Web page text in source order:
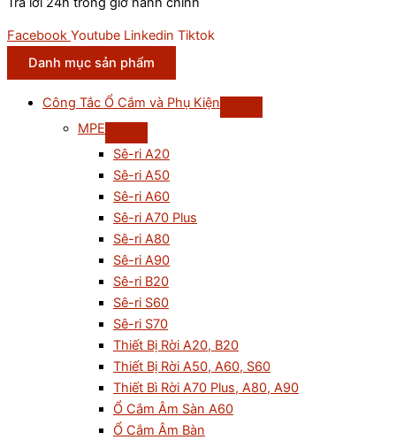
Facebook Youtube Linkedin Tiktok
Danh mục sản phẩm
Công Tắc Ổ Cắm và Phụ Kiện
MPE
Sê-ri A20
Sê-ri A50
Sê-ri A60
Sê-ri A70 Plus
Sê-ri A80
Sê-ri A90
Sê-ri B20
Sê-ri S60
Sê-ri S70
Thiết Bị Rời A20, B20
Thiết Bị Rời A50, A60, S60
Thiết Bì Rời A70 Plus, A80, A90
Ổ Cắm Âm Sàn A60
Ổ Cắm Âm Bàn